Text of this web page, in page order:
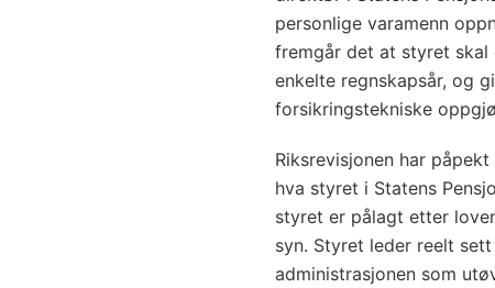
personlige varamenn
fremgår det at styret skal
enkelte regnskapsår, og
forsikringstekniske
Riksrevisjonen har
hva styret i Statens
styret er pålagt etter
syn. Styret leder reelt
administrasjonen som